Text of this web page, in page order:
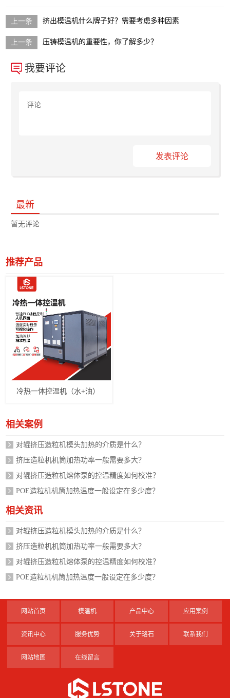
挤出模温机什么牌子好？需要考虑多种因素
压铸模温机的重要性，你了解多少？
我要评论
发表评论
最新
暂无评论
推荐产品
冷热一体控温机（水+油）
相关案例
对辊挤压造粒机模头加热的介质是什么？
挤压造粒机机筒加热功率一般需要多大？
对辊挤压造粒机熔体泵的控温精度如何校准？
POE造粒机机筒加热温度一般设定在多少度？
相关资讯
对辊挤压造粒机模头加热的介质是什么？
挤压造粒机机筒加热功率一般需要多大？
对辊挤压造粒机熔体泵的控温精度如何校准？
POE造粒机机筒加热温度一般设定在多少度？
网站首页 模温机 产品中心 应用案例
资讯中心 服务优势 关于珞石 联系我们
网站地图 在线留言